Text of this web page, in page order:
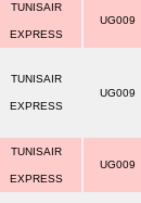
TUNISAIR
EXPRESS
UG009
TUNISAIR
EXPRESS
UG009
TUNISAIR
EXPRESS
UG009